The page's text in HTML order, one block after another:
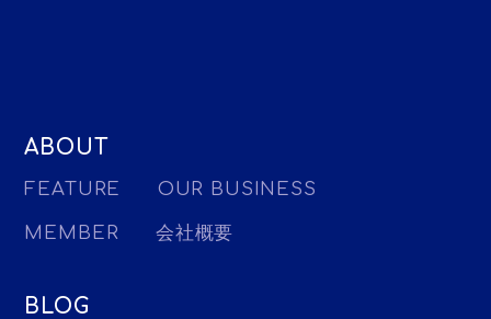
ABOUT
FEATURE OUR BUSINESS
MEMBER 会社概要
BLOG